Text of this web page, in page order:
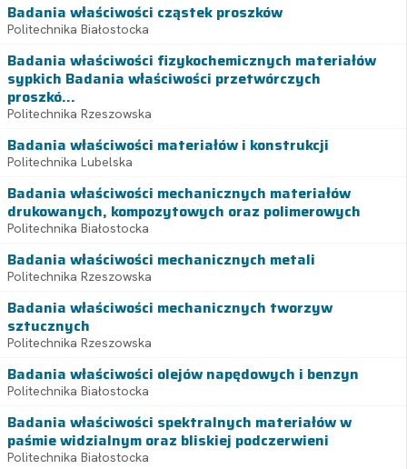
Badania właściwości cząstek proszków
Politechnika Białostocka
Badania właściwości fizykochemicznych materiałów
sypkich Badania właściwości przetwórczych
proszkó...
Politechnika Rzeszowska
Badania właściwości materiałów i konstrukcji
Politechnika Lubelska
Badania właściwości mechanicznych materiałów
drukowanych, kompozytowych oraz polimerowych
Politechnika Białostocka
Badania właściwości mechanicznych metali
Politechnika Rzeszowska
Badania właściwości mechanicznych tworzyw
sztucznych
Politechnika Rzeszowska
Badania właściwości olejów napędowych i benzyn
Politechnika Białostocka
Badania właściwości spektralnych materiałów w
paśmie widzialnym oraz bliskiej podczerwieni
Politechnika Białostocka